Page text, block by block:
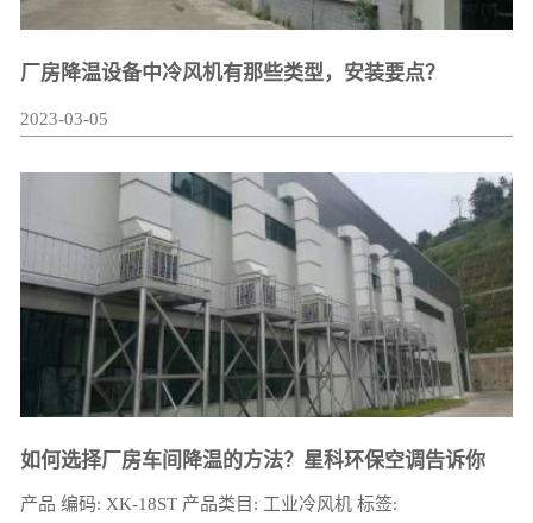
厂房降温设备中冷风机有那些类型，安装要点？
2023-03-05
如何选择厂房车间降温的方法？星科环保空调告诉你
产品 编码: XK-18ST 产品类目: 工业冷风机 标签: